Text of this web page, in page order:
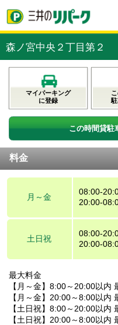
森ノ宮中央２丁目第２
マイパーキング
に登録
この時間貸駐
料金
月～金
08:00-
20:00-
土日祝
08:00-
20:00-
最大料金
【月～金】8:00～20:00以内
【月～金】20:00～8:00以内
【土日祝】8:00～20:00以内
【土日祝】20:00～8:00以内